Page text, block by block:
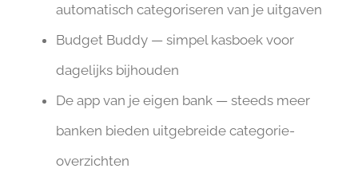
automatisch categoriseren van je uitgaven
Budget Buddy — simpel kasboek voor
dagelijks bijhouden
De app van je eigen bank — steeds meer
banken bieden uitgebreide categorie-
overzichten